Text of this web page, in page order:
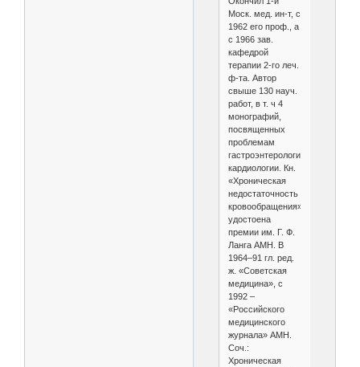
Моск. мед. ин-т, с
1962 его проф., а
с 1966 зав.
кафедрой
терапии 2-го леч.
ф-та. Автор
свыше 130 науч.
работ, в т. ч 4
монографий,
посвященных
проблемам
гастроэнтерологии,
кардиологии. Кн.
«Хроническая
недостаточность
кровообращения»
удостоена
премии им. Г. Ф.
Ланга АМН. В
1964–91 гл. ред.
ж. «Советская
медицина», с
1992 –
«Российского
медицинского
журнала» АМН.
Соч.:
Хроническая